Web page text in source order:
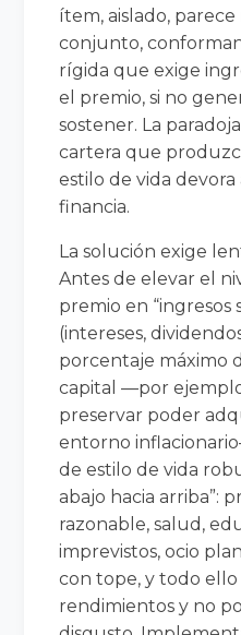
ítem, aislado,
conjunto,
rígida que exige
el premio, si no
sostener. La
cartera que
estilo de vida
financia.
La solución exige
Antes de elevar el
premio en “ingresos
(intereses,
porcentaje máximo
capital —por
preservar poder
entorno
de estilo de vida
abajo hacia arriba”:
razonable, salud,
imprevistos, ocio
con tope, y todo
rendimientos y no